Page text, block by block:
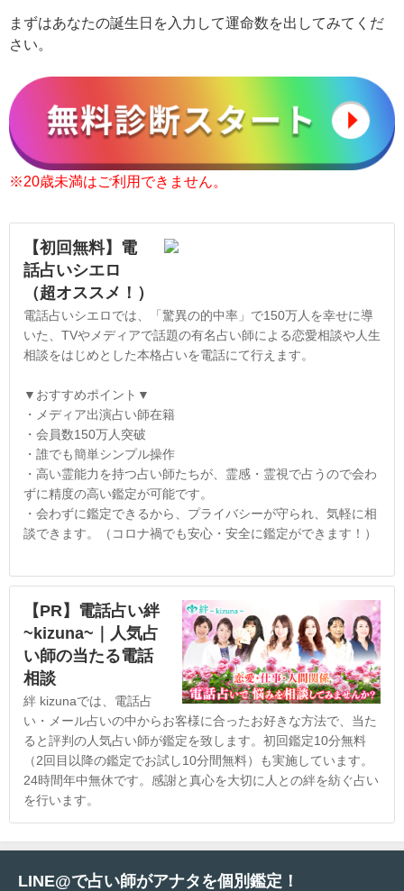
まずはあなたの誕生日を入力して運命数を出してみてくだ
さい。
※20歳未満はご利用できません。
【初回無料】電
話占いシエロ
（超オススメ！）
電話占いシエロでは、「驚異の的中率」で150万人を幸せに導
いた、TVやメディアで話題の有名占い師による恋愛相談や人生
相談をはじめとした本格占いを電話にて行えます。
▼おすすめポイント▼
・メディア出演占い師在籍
・会員数150万人突破
・誰でも簡単シンプル操作
・高い霊能力を持つ占い師たちが、霊感・霊視で占うので会わ
ずに精度の高い鑑定が可能です。
・会わずに鑑定できるから、プライバシーが守られ、気軽に相
談できます。（コロナ禍でも安心・安全に鑑定ができます！）
【PR】電話占い絆
~kizuna~｜人気占
い師の当たる電話
相談
絆 kizunaでは、電話占
い・メール占いの中からお客様に合ったお好きな方法で、当た
ると評判の人気占い師が鑑定を致します。初回鑑定10分無料
（2回目以降の鑑定でお試し10分間無料）も実施しています。
24時間年中無休です。感謝と真心を大切に人との絆を紡ぐ占い
を行います。
LINE@で占い師がアナタを個別鑑定！